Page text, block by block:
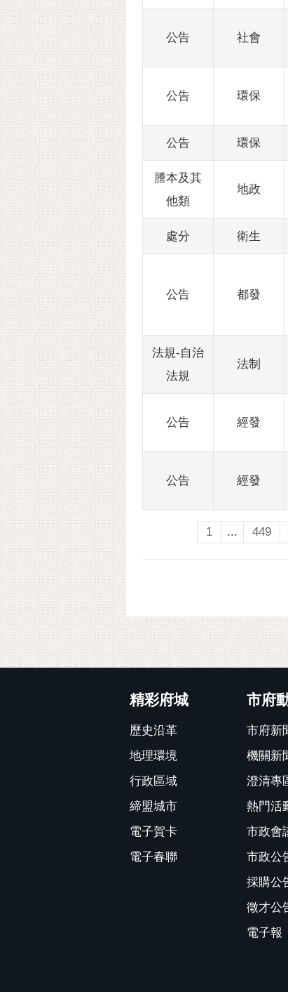
公告 社會
公告 環保
公告 環保
謄本及其
他類
地政
處分 衛生
公告 都發
法規-自治
法規
法制
公告 經發
公告 經發
1 ... 449
精彩府城
歷史沿革
地理環境
行政區域
締盟城市
電子賀卡
電子春聯
市府
市府新
機關新
澄清專
熱門活
市政會
市政公
採購公
徵才公
電子報